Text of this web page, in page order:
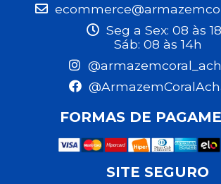
Seg a Sex: 08 às
Sáb: 08 às 14h
FORMAS DE
SITE SEGURO